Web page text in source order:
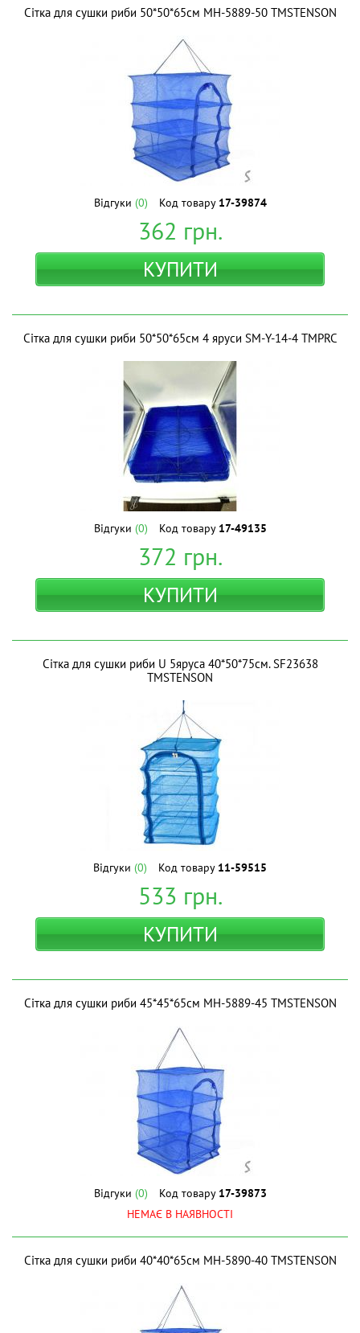
Сітка для сушки риби 50*50*65см MH-5889-50 ТМSTENSON
Відгуки (0) Код товару 17-39874
362 грн.
КУПИТИ
Сітка для сушки риби 50*50*65см 4 яруси SM-Y-14-4 ТМPRC
Відгуки (0) Код товару 17-49135
372 грн.
КУПИТИ
Сітка для сушки риби U 5яруса 40*50*75см. SF23638
ТМSTENSON
Відгуки (0) Код товару 11-59515
533 грн.
КУПИТИ
Сітка для сушки риби 45*45*65см MH-5889-45 ТМSTENSON
Відгуки (0) Код товару 17-39873
НЕМАЄ В НАЯВНОСТІ
Сітка для сушки риби 40*40*65см MH-5890-40 ТМSTENSON